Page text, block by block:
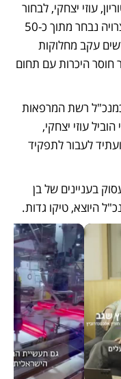
היוצא, טיקו גדות.